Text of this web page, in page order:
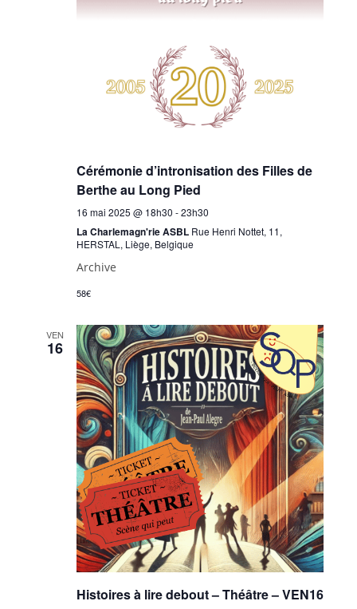
Cérémonie d’intronisation des Filles de
Berthe au Long Pied
16 mai 2025 @ 18h30 -23h30
La Charlemagn'rie ASBL Rue Henri Nottet, 11,
HERSTAL, Liège, Belgique
Archive
58€
VEN
16
Histoires à lire debout – Théâtre – VEN16